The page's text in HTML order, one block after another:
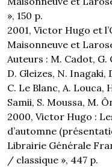
», 150 p.
2001, Victor Hugo et
Maisonneuve et
Auteurs : M. Cadot, G.
D. Gleizes, N. Inagaki,
C. Le Blanc, A. Louca,
Samii, S. Moussa, M.
2000, Victor Hugo :
d’automne
Librairie Générale
/ classique », 447 p.